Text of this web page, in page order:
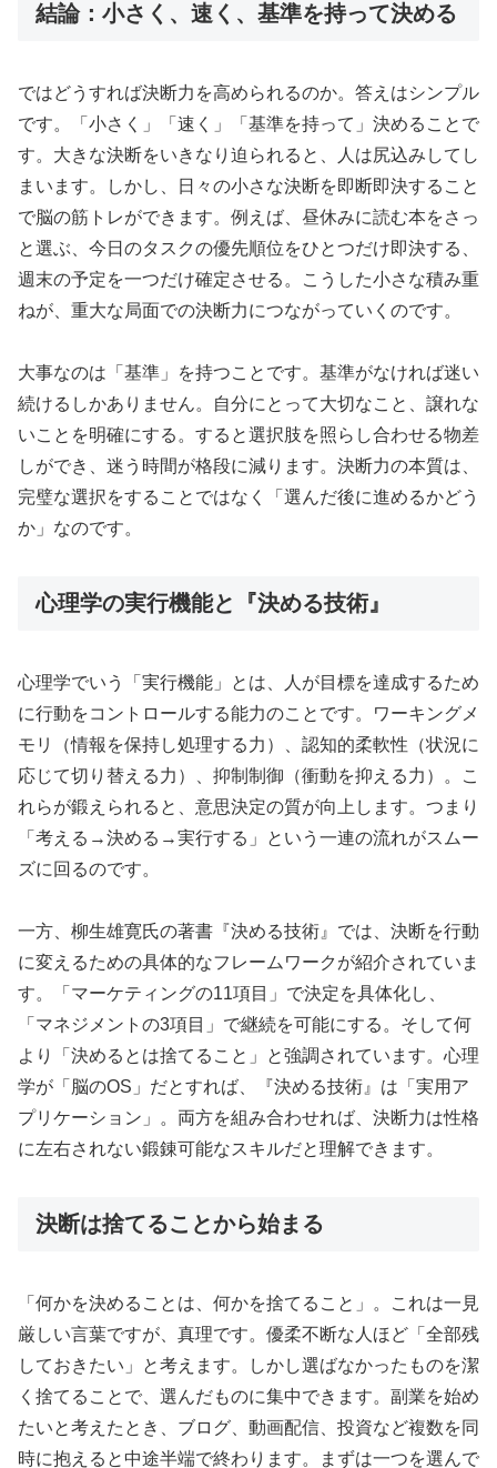
結論：小さく、速く、基準を持って決める
ではどうすれば決断力を高められるのか。答えはシンプル
です。「小さく」「速く」「基準を持って」決めることで
す。大きな決断をいきなり迫られると、人は尻込みしてし
まいます。しかし、日々の小さな決断を即断即決すること
で脳の筋トレができます。例えば、昼休みに読む本をさっ
と選ぶ、今日のタスクの優先順位をひとつだけ即決する、
週末の予定を一つだけ確定させる。こうした小さな積み重
ねが、重大な局面での決断力につながっていくのです。
大事なのは「基準」を持つことです。基準がなければ迷い
続けるしかありません。自分にとって大切なこと、譲れな
いことを明確にする。すると選択肢を照らし合わせる物差
しができ、迷う時間が格段に減ります。決断力の本質は、
完璧な選択をすることではなく「選んだ後に進めるかどう
か」なのです。
心理学の実行機能と『決める技術』
心理学でいう「実行機能」とは、人が目標を達成するため
に行動をコントロールする能力のことです。ワーキングメ
モリ（情報を保持し処理する力）、認知的柔軟性（状況に
応じて切り替える力）、抑制制御（衝動を抑える力）。こ
れらが鍛えられると、意思決定の質が向上します。つまり
「考える→決める→実行する」という一連の流れがスムー
ズに回るのです。
一方、柳生雄寛氏の著書『決める技術』では、決断を行動
に変えるための具体的なフレームワークが紹介されていま
す。「マーケティングの11項目」で決定を具体化し、
「マネジメントの3項目」で継続を可能にする。そして何
より「決めるとは捨てること」と強調されています。心理
学が「脳のOS」だとすれば、『決める技術』は「実用ア
プリケーション」。両方を組み合わせれば、決断力は性格
に左右されない鍛錬可能なスキルだと理解できます。
決断は捨てることから始まる
「何かを決めることは、何かを捨てること」。これは一見
厳しい言葉ですが、真理です。優柔不断な人ほど「全部残
しておきたい」と考えます。しかし選ばなかったものを潔
く捨てることで、選んだものに集中できます。副業を始め
たいと考えたとき、ブログ、動画配信、投資など複数を同
時に抱えると中途半端で終わります。まずは一つを選んで